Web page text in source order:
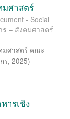
มศาสตร์
- Social
ร – สังคมศาสตร์
มศาสตร์ คณะ
ร, 2025)
ารเชิง